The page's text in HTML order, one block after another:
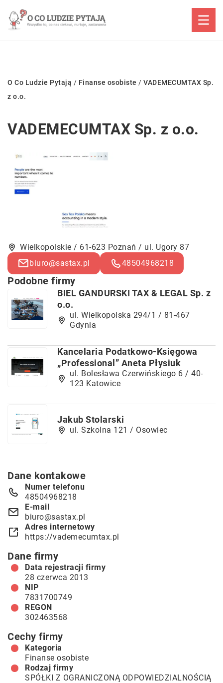
O Co Ludzie Pytają / Finanse osobiste / VADEMECUMTAX Sp.
z o.o.
VADEMECUMTAX Sp. z o.o.
Wielkopolskie / 61-623 Poznań / ul. Ugory 87
biuro@sastax.pl
48504968218
Podobne firmy
BIEL GANDURSKI TAX & LEGAL Sp. z
o.o.
ul. Wielkopolska 294/1 / 81-467
Gdynia
Kancelaria Podatkowo-Księgowa
„Professional” Aneta Płysiuk
ul. Bolesława Czerwińskiego 6 / 40-
123 Katowice
Jakub Stolarski
ul. Szkolna 121 / Osowiec
Dane kontakowe
Numer telefonu
48504968218
E-mail
biuro@sastax.pl
Adres internetowy
https://vademecumtax.pl
Dane firmy
Data rejestracji firmy
28 czerwca 2013
NIP
7831700749
REGON
302463568
Cechy firmy
Kategoria
Finanse osobiste
Rodzaj firmy
SPÓŁKI Z OGRANICZONĄ ODPOWIEDZIALNOŚCIĄ